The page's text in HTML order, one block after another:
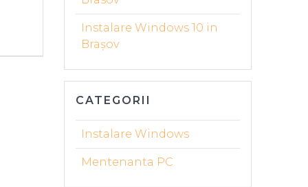
Instalare Windows 10 in
Brașov
CATEGORII
Instalare Windows
Mentenanta PC